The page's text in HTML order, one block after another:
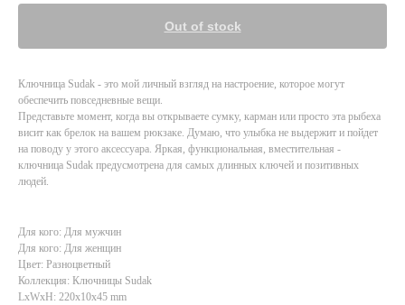
Out of stock
Ключница Sudak - это мой личный взгляд на настроение, которое могут
обеспечить повседневные вещи.
Представьте момент, когда вы открываете сумку, карман или просто эта рыбеха
висит как брелок на вашем рюкзаке. Думаю, что улыбка не выдержит и пойдет
на поводу у этого аксессуара. Яркая, функциональная, вместительная -
ключница Sudak предусмотрена для самых длинных ключей и позитивных
людей.
Для кого: Для мужчин
Для кого: Для женщин
Цвет: Разноцветный
Коллекция: Ключницы Sudak
LxWxH: 220x10x45 mm